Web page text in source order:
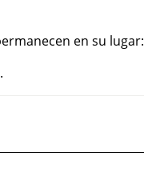
en su lugar: